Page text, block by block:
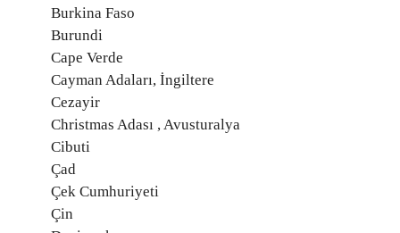
Burkina Faso
Burundi
Cape Verde
Cayman Adaları, İngiltere
Cezayir
Christmas Adası , Avusturalya
Cibuti
Çad
Çek Cumhuriyeti
Çin